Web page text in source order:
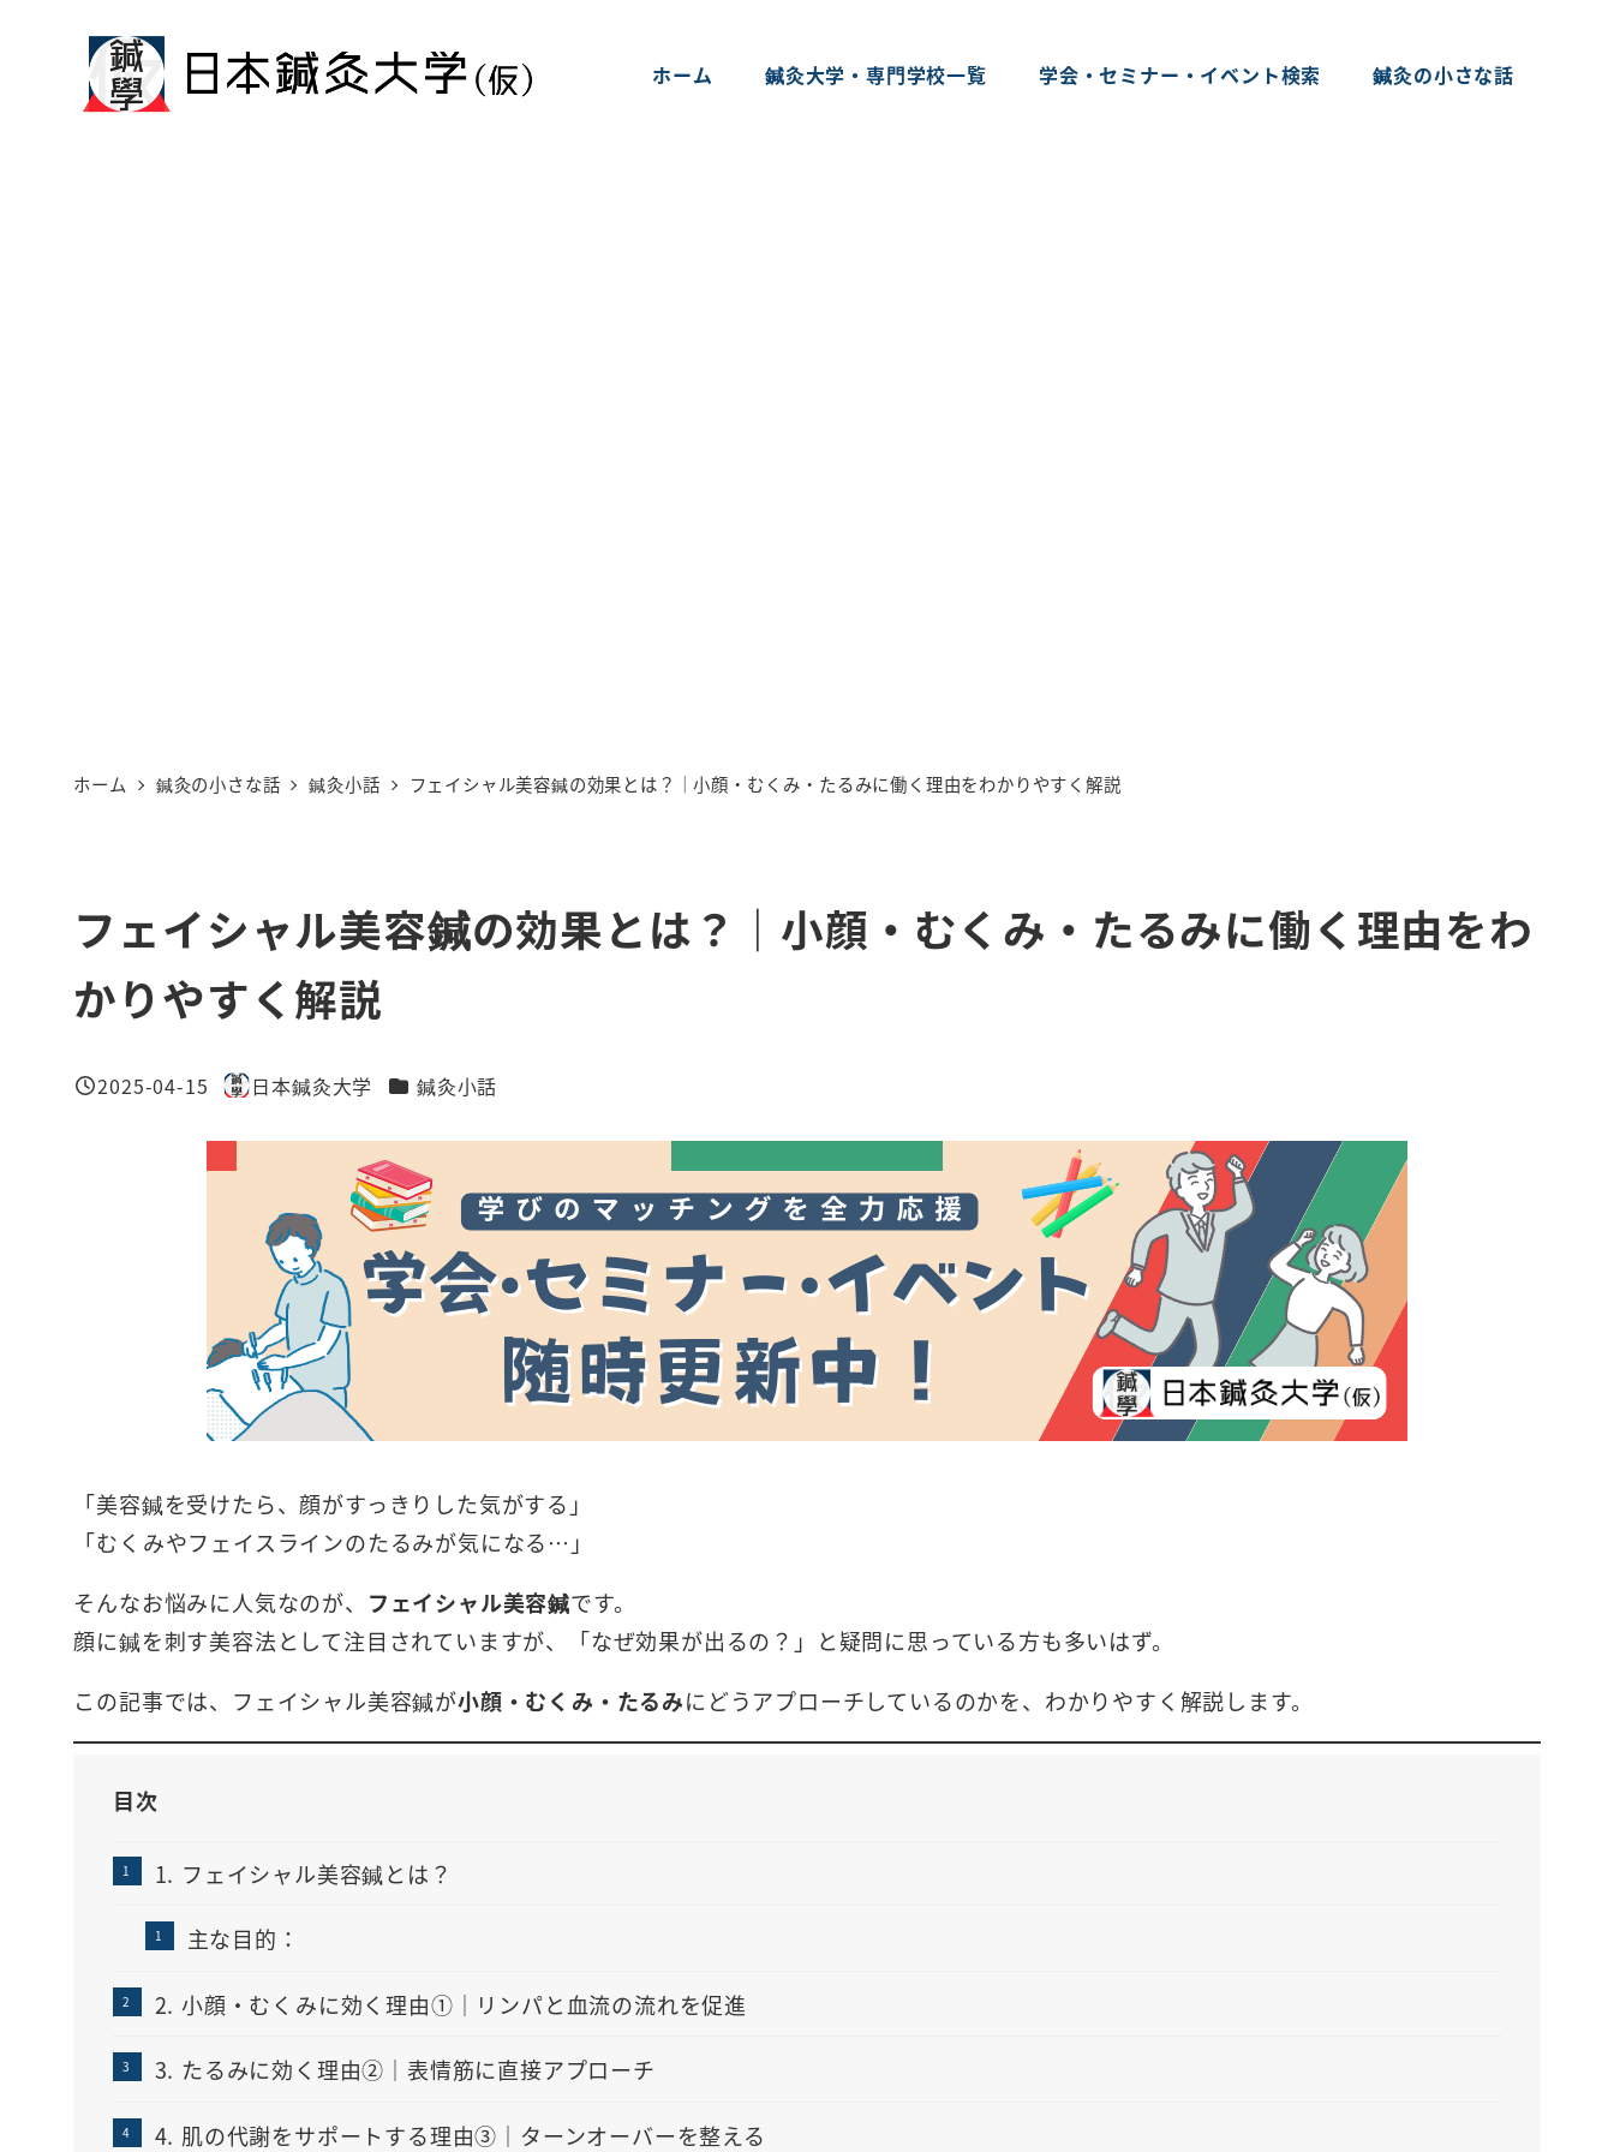
ホーム 鍼灸大学・専門学校一覧 学会・セミナー・イベント検索 鍼灸の小さな話
ホーム 鍼灸の小さな話 鍼灸小話 フェイシャル美容鍼の効果とは？｜小顔・むくみ・たるみに働く理由をわかりやすく解説
フェイシャル美容鍼の効果とは？｜小顔・むくみ・たるみに働く理由をわ
かりやすく解説
投稿日
2025-04-15
著
者
日本鍼灸大学 カテゴリー
鍼灸小話
「美容鍼を受けたら、顔がすっきりした気がする」
「むくみやフェイスラインのたるみが気になる…」
そんなお悩みに人気なのが、 フェイシャル美容鍼です。
顔に鍼を刺す美容法として注目されていますが、「なぜ効果が出るの？」と疑問に思っている方も多いはず。
この記事では、フェイシャル美容鍼が小顔・むくみ・たるみにどうアプローチしているのかを、わかりやすく解説します。
目次
1. フェイシャル美容鍼とは？
主な目的：
2. 小顔・むくみに効く理由①｜リンパと血流の流れを促進
3. たるみに効く理由②｜表情筋に直接アプローチ
4. 肌の代謝をサポートする理由③｜ターンオーバーを整える